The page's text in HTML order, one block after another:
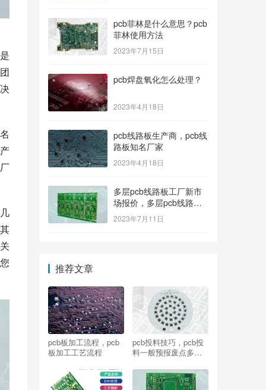
pcb菲林是什么意思？pcb
菲林使用方法
2023年7月15日
pcb焊盘氧化怎么处理？
2023年4月18日
pcb线路板生产商，pcb线
路板知名厂家
2023年4月18日
多层pcb线路板工厂新市
场报价，多层pcb线路板
厂家新参考价格
2023年7月11日
推荐文章
pcb板加工流程，pcb
板加工工艺流程
pcb投料技巧，pcb投
料一般预报废点多